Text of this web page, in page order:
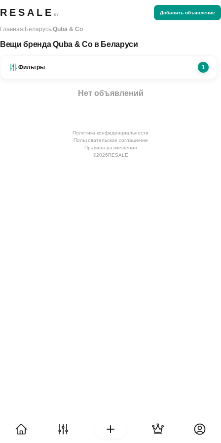
RESALE BY Добавить объявление
Главная/Беларусь/Quba & Co
Вещи бренда Quba & Co в Беларуси
Фильтры 1
Нет объявлений
Политика конфиденциальности
Пользовательское соглашение
Правила размещения
©2026RESALE